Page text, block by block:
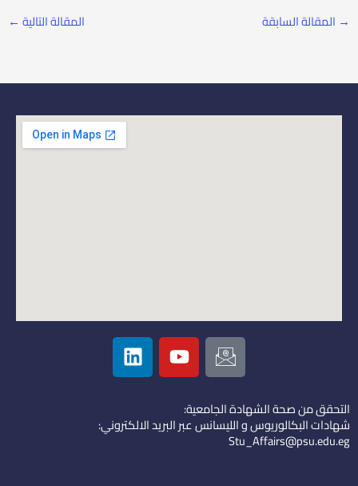
→ المقالة السابقة المقالة التالية ←
I
c
o
n
-
e
Y
o
u
u
b
L
i
n
e
d
التحقق من صحة الشهادة الجامعية:
شهادات البكالوريوس و الليسانس عبر البريد الالكتروني:
Stu_Affairs@psu.edu.eg